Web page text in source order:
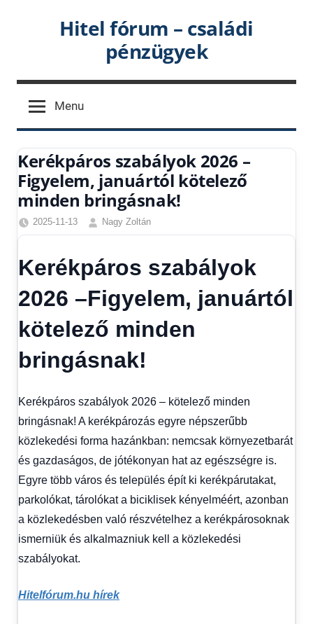
Hitel fórum – családi
pénzügyek
Menu
Kerékpáros szabályok 2026 –
Figyelem, januártól kötelező
minden bringásnak!
2025-11-13
Nagy Zoltán
Egyéb,
hírek,
Hírek
kézből,
Kerékpáros szabályok
2026 –Figyelem, januártól
kötelező minden
bringásnak!
Kerékpáros szabályok 2026 – kötelező minden
bringásnak! A kerékpározás egyre népszerűbb
közlekedési forma hazánkban: nemcsak környezetbarát
és gazdaságos, de jótékonyan hat az egészségre is.
Egyre több város és település épít ki kerékpárutakat,
parkolókat, tárolókat a biciklisek kényelméért, azonban
a közlekedésben való részvételhez a kerékpárosoknak
ismerniük és alkalmazniuk kell a közlekedési
szabályokat.
Hitelfórum.hu hírek